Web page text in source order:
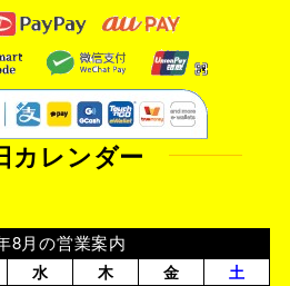
カレンダー
8月の営業案内
水 木 金
土